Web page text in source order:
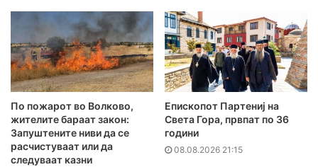
По пожарот во Волково,
жителите бараат закон:
Запуштените ниви да се
расчистуваат или да
следуваат казни
Епископот Партениј на
Света Гора, првпат по 36
години
08.08.2026 21:15